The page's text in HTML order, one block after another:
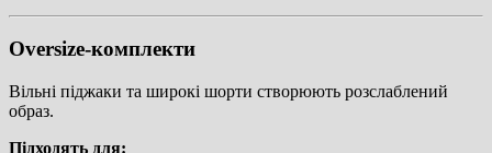
Oversize-комплекти
Вільні піджаки та широкі шорти створюють розслаблений
образ.
Підходять для: